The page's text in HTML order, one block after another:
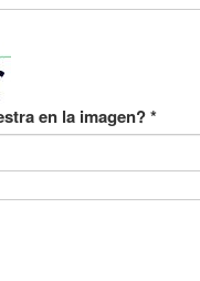
en la imagen?*